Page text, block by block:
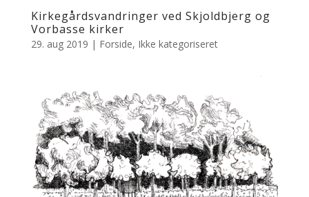
Kirkegårdsvandringer ved Skjoldbjerg og
Vorbasse kirker
29. aug 2019 | Forside, Ikke kategoriseret